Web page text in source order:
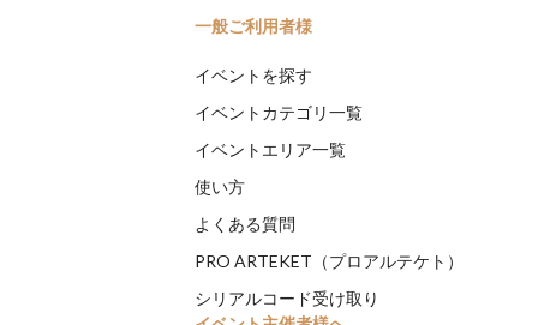
一般ご利用者様
イベントを探す
イベントカテゴリ一覧
イベントエリア一覧
使い方
よくある質問
PRO ARTEKET（プロアルテケト）
シリアルコード受け取り